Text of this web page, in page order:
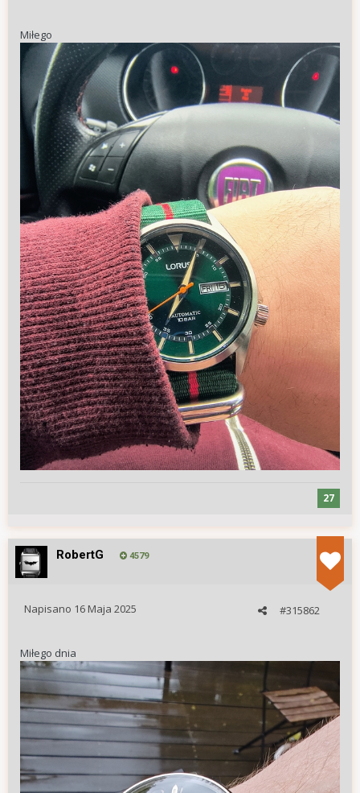
Miłego
27
RobertG 4579
#315862
Napisano 16 Maja 2025
Miłego dnia